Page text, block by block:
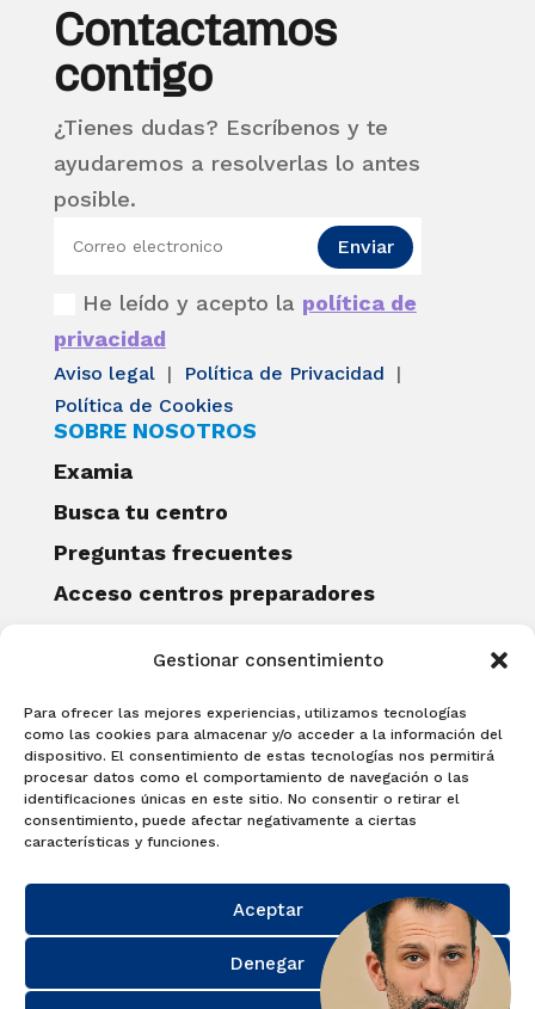
Gestionar consentimiento
Para ofrecer las mejores experiencias, utilizamos tecnologías
como las cookies para almacenar y/o acceder a la información del
dispositivo. El consentimiento de estas tecnologías nos permitirá
procesar datos como el comportamiento de navegación o las
identificaciones únicas en este sitio. No consentir o retirar el
consentimiento, puede afectar negativamente a ciertas
características y funciones.
Aceptar
Denegar
Contactamos
contigo
¿Tienes dudas? Escríbenos y te
ayudaremos a resolverlas lo antes
posible.
He leído y acepto la política de
privacidad
Enviar
Aviso legal | Política de Privacidad
|
Política de Cookies
SOBRE NOSOTROS
Examia
Busca tu centro
Preguntas frecuentes
Acceso centros preparadores
Becas Examia
Contacto
CERTIFICACIONES
Linguaskill
Cambridge English Qualifications
EXAMÍNATE
Matricúlate con nosotros y obtén tu